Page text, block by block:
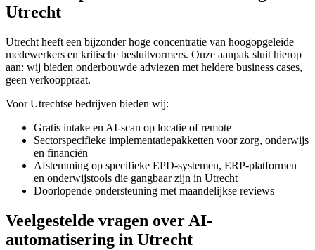
Utrecht
Utrecht heeft een bijzonder hoge concentratie van hoogopgeleide
medewerkers en kritische besluitvormers. Onze aanpak sluit hierop
aan: wij bieden onderbouwde adviezen met heldere business cases,
geen verkooppraat.
Voor Utrechtse bedrijven bieden wij:
Gratis intake en AI-scan op locatie of remote
Sectorspecifieke implementatiepakketten voor zorg, onderwijs
en financiën
Afstemming op specifieke EPD-systemen, ERP-platformen
en onderwijstools die gangbaar zijn in Utrecht
Doorlopende ondersteuning met maandelijkse reviews
Veelgestelde vragen over AI-
automatisering in Utrecht